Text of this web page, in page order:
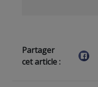
Partager
cet article :